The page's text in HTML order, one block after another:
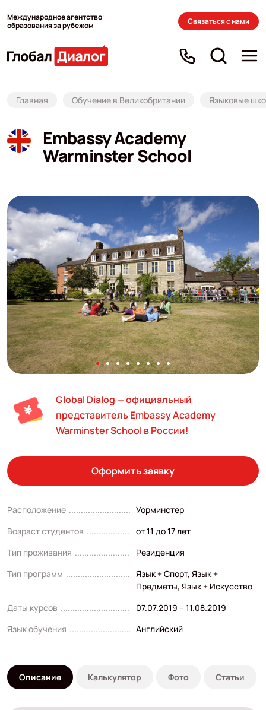
Международное агентство
образования за рубежом
Связаться с нами
Главная Обучение в Великобритании Языковые
Embassy Academy
Warminster School
Global Dialog — официальный
представитель Embassy Academy
Warminster School в России!
Оформить заявку
Расположение
Уорминстер
Возраст студентов
от 11 до 17 лет
Тип проживания
Резиденция
Тип программ
Язык + Спорт, Язык +
Предметы, Язык + Искусство
Даты курсов
07.07.2019 – 11.08.2019
Язык обучения
Английский
Описание Калькулятор Фото Статьи